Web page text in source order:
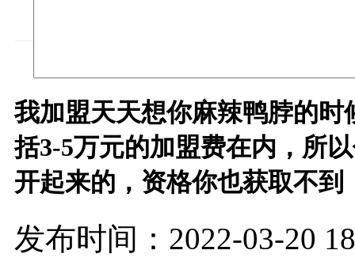
我加盟天天想你麻辣鸭脖的
括3-5万元的加盟费在内，所
开起来的，资格你也获取不到
发布时间：2022-03-20